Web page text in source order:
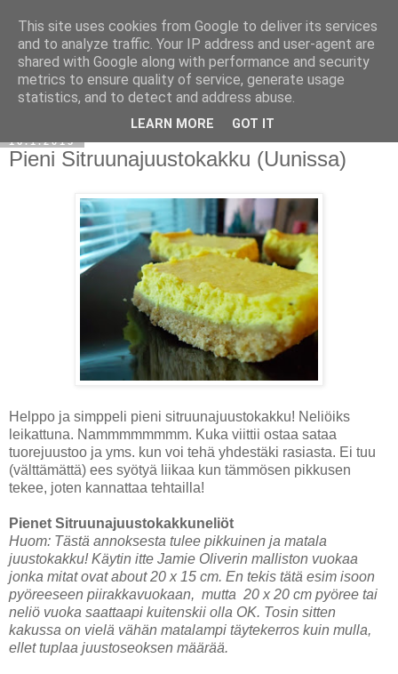
16.1.2015
Pieni Sitruunajuustokakku (Uunissa)
Helppo ja simppeli pieni sitruunajuustokakku! Neliöiks
leikattuna. Nammmmmmmm. Kuka viittii ostaa sataa
tuorejuustoo ja yms. kun voi tehä yhdestäki rasiasta. Ei tuu
(välttämättä) ees syötyä liikaa kun tämmösen pikkusen
tekee, joten kannattaa tehtailla!
Pienet Sitruunajuustokakkuneliöt
Huom: Tästä annoksesta tulee pikkuinen ja matala
juustokakku! Käytin itte Jamie Oliverin malliston vuokaa
jonka mitat ovat about 20 x 15 cm. En tekis tätä esim isoon
pyöreeseen piirakkavuokaan, mutta 20 x 20 cm pyöree tai
neliö vuoka saattaapi kuitenskii olla OK. Tosin sitten
kakussa on vielä vähän matalampi täytekerros kuin mulla,
ellet tuplaa juustoseoksen määrää.
This site uses cookies from Google to deliver its services
and to analyze traffic. Your IP address and user-agent are
shared with Google along with performance and security
metrics to ensure quality of service, generate usage
statistics, and to detect and address abuse.
LEARN MORE GOT IT